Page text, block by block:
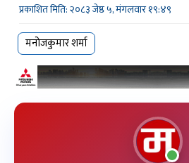
प्रकाशित मिति: २०८३ जेष्ठ ५, मंगलवार १९:४९
मनोजकुमार शर्मा